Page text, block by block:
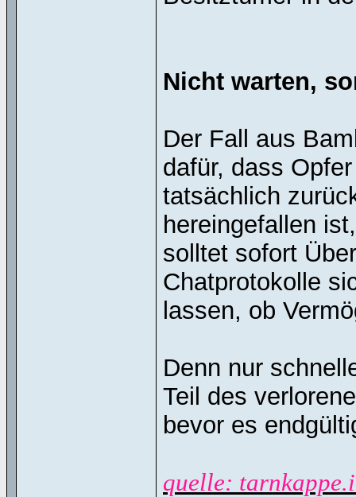
Nicht warten,
Der Fall aus
dafür, dass
tatsächlich
hereingefallen
solltet sofort
Chatprotokolle
lassen, ob
Denn nur
Teil des
bevor es
quelle: